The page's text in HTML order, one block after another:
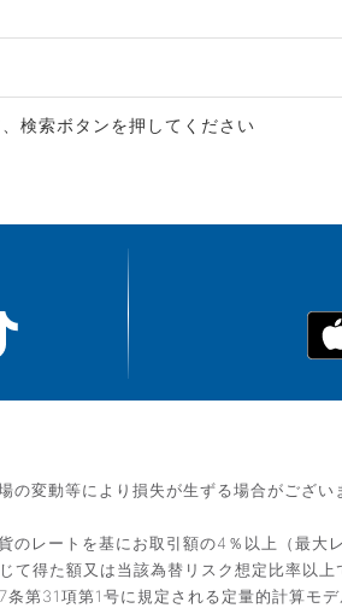
検索ボタンを押してください
変動等により損失が生ずる場合がござ
レートを基にお取引額の4％以上（最大
得た額又は当該為替リスク想定比率以
第31項第1号に規定される定量的計算モデ